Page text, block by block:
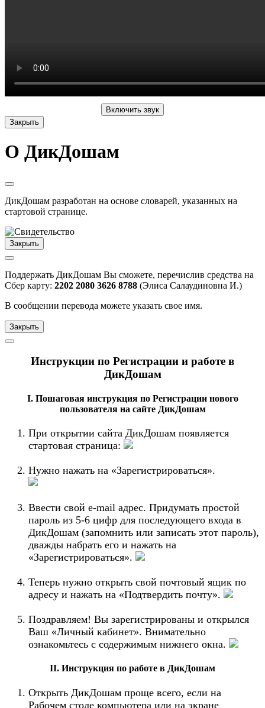
Включить звук
Закрыть
О ДикДошам
ДикДошам разработан на основе словарей, указанных на
стартовой странице.
Закрыть
Поддержать ДикДошам Вы сможете, перечислив средства на
Сбер карту: 2202 2080 3626 8788 (Элиса Салаудиновна И.)
В сообщении перевода можете указать свое имя.
Закрыть
Инструкции по Регистрации и работе в
ДикДошам
Ӏ. Пошаговая инструкция по Регистрации нового
пользователя на сайте ДикДошам
При открытии сайта ДикДошам появляется
стартовая страница:
Нужно нажать на «Зарегистрироваться».
Ввести свой e-mail адрес. Придумать простой
пароль из 5-6 цифр для последующего входа в
ДикДошам (запомнить или записать этот пароль),
дважды набрать его и нажать на
«Зарегистрироваться».
Теперь нужно открыть свой почтовый ящик по
адресу и нажать на «Подтвердить почту».
Поздравляем! Вы зарегистрированы и открылся
Ваш «Личный кабинет». Внимательно
ознакомьтесь с содержимым нижнего окна.
ӀӀ. Инструкция по работе в ДикДошам
Открыть ДикДошам проще всего, если на
Рабочем столе компьютера или на экране